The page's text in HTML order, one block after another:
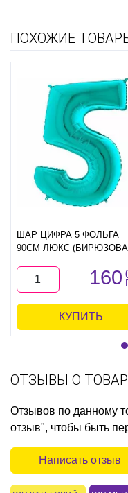
ПОХОЖИЕ
ШАР ЦИФРА 5 ФОЛЬГА
90СМ ЛЮКС
160
КУПИТЬ
ОТЗЫВЫ О
Отзывов по данному
отзыв", чтобы быть
Написать отзыв